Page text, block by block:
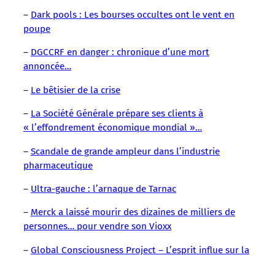
– Dark pools : Les bourses occultes ont le vent en
poupe
– DGCCRF en danger : chronique d’une mort
annoncée…
– Le bêtisier de la crise
– La Société Générale prépare ses clients à
« l’effondrement économique mondial »…
– Scandale de grande ampleur dans l’industrie
pharmaceutique
– Ultra-gauche : l’arnaque de Tarnac
– Merck a laissé mourir des dizaines de milliers de
personnes… pour vendre son Vioxx
– Global Consciousness Project – L’esprit influe sur la